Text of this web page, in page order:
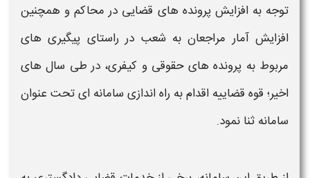
توجه به افزایش پرونده های قضایی در محاکم و همچنین
افزایش آمار مراجعان به شعب در راستای پیگیری های
مربوط به پرونده های حقوقی و کیفری، در طی سال های
اخیر؛ قوه قضاییه اقدام به راه اندازی سامانه ای تحت عنوان
سامانه ثنا نمود.